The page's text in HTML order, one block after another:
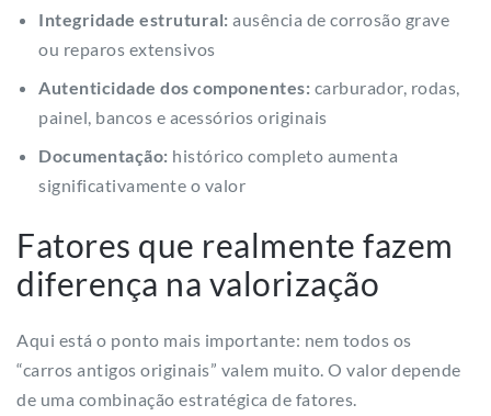
Integridade estrutural: ausência de corrosão grave
ou reparos extensivos
Autenticidade dos componentes: carburador, rodas,
painel, bancos e acessórios originais
Documentação: histórico completo aumenta
significativamente o valor
Fatores que realmente fazem
diferença na valorização
Aqui está o ponto mais importante: nem todos os
“carros antigos originais” valem muito. O valor depende
de uma combinação estratégica de fatores.